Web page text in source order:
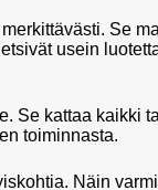
Se
usein
Se kattaa kaikki
toiminnasta.
Näin